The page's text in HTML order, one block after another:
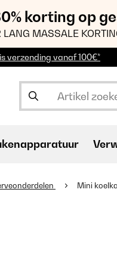
korting op
LANG MASSALE
verzending vanaf 100€*
Mini